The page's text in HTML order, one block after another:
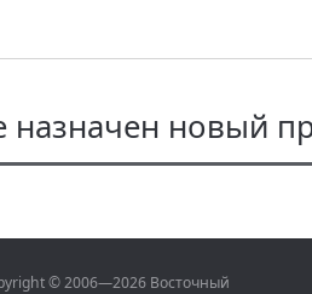
назначен новый
© 2006—2026 Восточный